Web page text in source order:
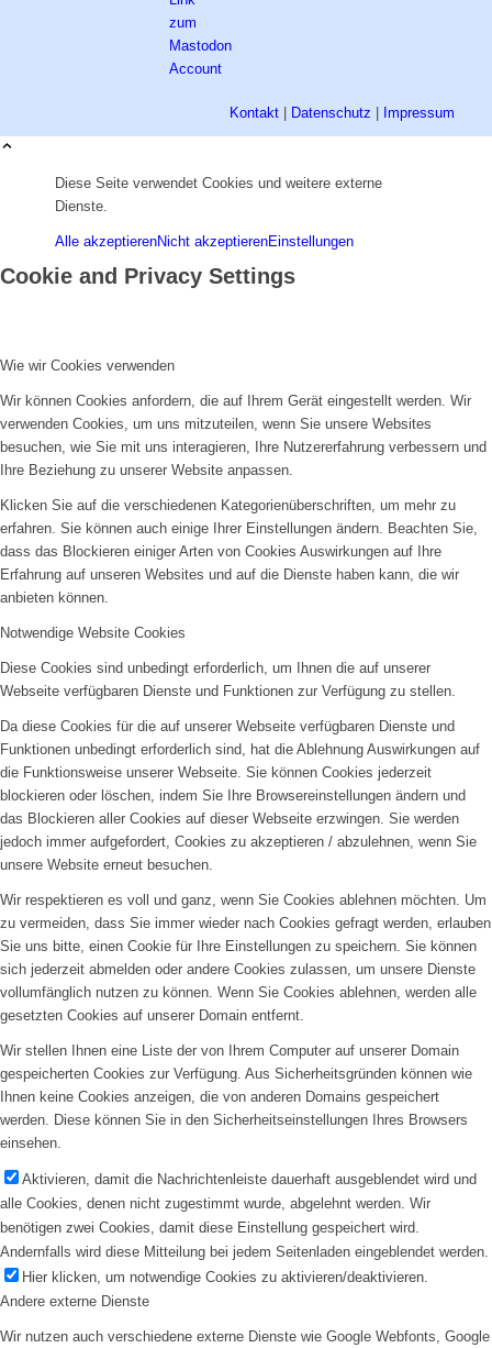
Kontakt Datenschutz Impressum
Diese Seite verwendet Cookies und weitere externe
Dienste.
Alle akzeptierenNicht akzeptierenEinstellungen
Cookie and Privacy Settings
Wie wir Cookies verwenden
Wir können Cookies anfordern, die auf Ihrem Gerät eingestellt werden. Wir
verwenden Cookies, um uns mitzuteilen, wenn Sie unsere Websites
besuchen, wie Sie mit uns interagieren, Ihre Nutzererfahrung verbessern und
Ihre Beziehung zu unserer Website anpassen.
Klicken Sie auf die verschiedenen Kategorienüberschriften, um mehr zu
erfahren. Sie können auch einige Ihrer Einstellungen ändern. Beachten Sie,
dass das Blockieren einiger Arten von Cookies Auswirkungen auf Ihre
Erfahrung auf unseren Websites und auf die Dienste haben kann, die wir
anbieten können.
Notwendige Website Cookies
Diese Cookies sind unbedingt erforderlich, um Ihnen die auf unserer
Webseite verfügbaren Dienste und Funktionen zur Verfügung zu stellen.
Da diese Cookies für die auf unserer Webseite verfügbaren Dienste und
Funktionen unbedingt erforderlich sind, hat die Ablehnung Auswirkungen auf
die Funktionsweise unserer Webseite. Sie können Cookies jederzeit
blockieren oder löschen, indem Sie Ihre Browsereinstellungen ändern und
das Blockieren aller Cookies auf dieser Webseite erzwingen. Sie werden
jedoch immer aufgefordert, Cookies zu akzeptieren / abzulehnen, wenn Sie
unsere Website erneut besuchen.
Wir respektieren es voll und ganz, wenn Sie Cookies ablehnen möchten. Um
zu vermeiden, dass Sie immer wieder nach Cookies gefragt werden, erlauben
Sie uns bitte, einen Cookie für Ihre Einstellungen zu speichern. Sie können
sich jederzeit abmelden oder andere Cookies zulassen, um unsere Dienste
vollumfänglich nutzen zu können. Wenn Sie Cookies ablehnen, werden alle
gesetzten Cookies auf unserer Domain entfernt.
Wir stellen Ihnen eine Liste der von Ihrem Computer auf unserer Domain
gespeicherten Cookies zur Verfügung. Aus Sicherheitsgründen können wie
Ihnen keine Cookies anzeigen, die von anderen Domains gespeichert
werden. Diese können Sie in den Sicherheitseinstellungen Ihres Browsers
einsehen.
Aktivieren, damit die Nachrichtenleiste dauerhaft ausgeblendet wird und
alle Cookies, denen nicht zugestimmt wurde, abgelehnt werden. Wir
benötigen zwei Cookies, damit diese Einstellung gespeichert wird.
Andernfalls wird diese Mitteilung bei jedem Seitenladen eingeblendet werden.
Hier klicken, um notwendige Cookies zu aktivieren/deaktivieren.
Andere externe Dienste
Wir nutzen auch verschiedene externe Dienste wie Google Webfonts, Google